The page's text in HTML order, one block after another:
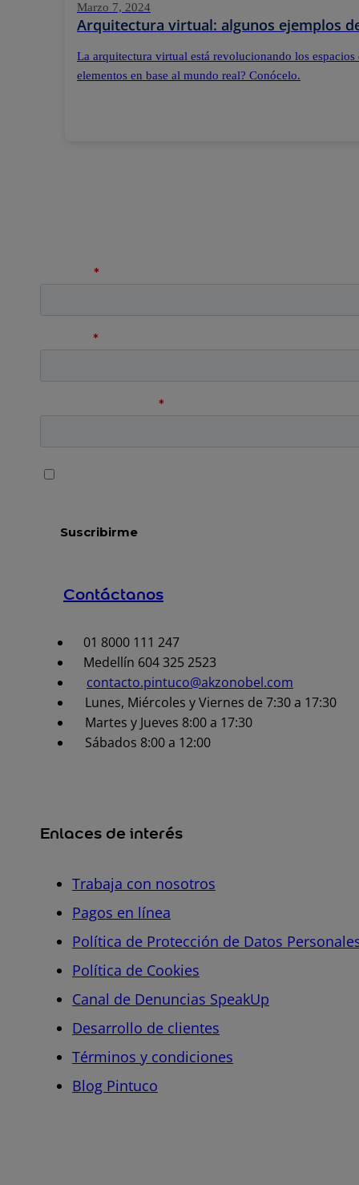
Marzo 7, 2024
Arquitectura virtual: algunos ejemplos
La arquitectura virtual está revolucionando los
elementos en base al mundo real? Conócelo.
Contáctanos
01 8000 111 247
Medellín 604 325 2523
contacto.pintuco@akzonobel.com
Lunes, Miércoles y Viernes de 7:30 a 17:30
Martes y Jueves 8:00 a 17:30
Sábados 8:00 a 12:00
Enlaces de interés
Trabaja con nosotros
Pagos en línea
Política de Protección de Datos
Política de Cookies
Canal de Denuncias SpeakUp
Desarrollo de clientes
Términos y condiciones
Blog Pintuco